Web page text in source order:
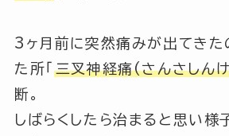
3ヶ月前に突然痛みが出てきた
た所
三叉神経痛(さんさしん
断。
しばらくしたら治まると思い様